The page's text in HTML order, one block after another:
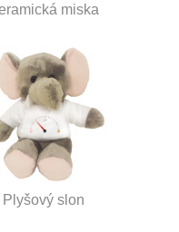
miska
Plyšový slon